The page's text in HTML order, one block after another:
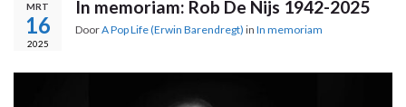
MRT
16
2025
In memoriam: Rob De Nijs 1942-2025
DoorA Pop Life (Erwin Barendregt) in In memoriam